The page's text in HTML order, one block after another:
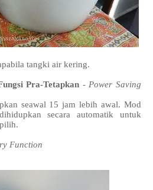
tangki air kering.
Pra-Tetapkan - Power Saving
seawal 15 jam lebih awal. Mod
secara automatik untuk
Function